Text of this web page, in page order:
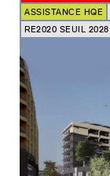
ASSISTANCE HQE
RE2020 SEUIL 2028